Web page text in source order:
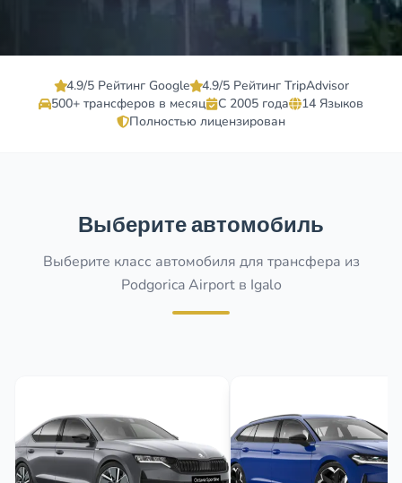
4.9/5 Рейтинг Google
4.9/5 Рейтинг TripAdvisor
500+ трансферов в месяц
С 2005 года
14 Языков
Полностью лицензирован
Выберите автомобиль
Выберите класс автомобиля для трансфера из
Podgorica Airport в Igalo